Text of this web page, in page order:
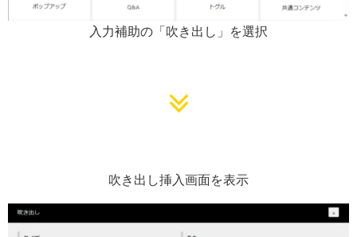
入力補助の「吹き出し」を選択
吹き出し挿入画面を表示